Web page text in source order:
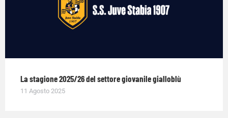
La stagione 2025/26 del settore giovanile gialloblù
11 Agosto 2025